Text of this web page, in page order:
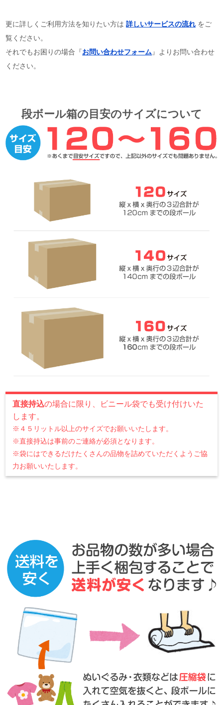
更に詳しくご利用方法を知りたい方は詳しいサービスの流れ をご
覧ください。
それでもお困りの場合『お問い合わせフォーム 』よりお問い合わせ
ください。
段ボール箱の目安のサイズについて
直接持込の場合に限り、ビニール袋でも受け付けいた
します。
※４５リットル以上のサイズでお願いいたします。
※直接持込は事前のご連絡が必須となります。
※袋にはできるだけたくさんの品物を詰めていただくようご協
力お願いいたします。